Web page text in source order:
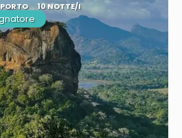
10 NOTTE/I